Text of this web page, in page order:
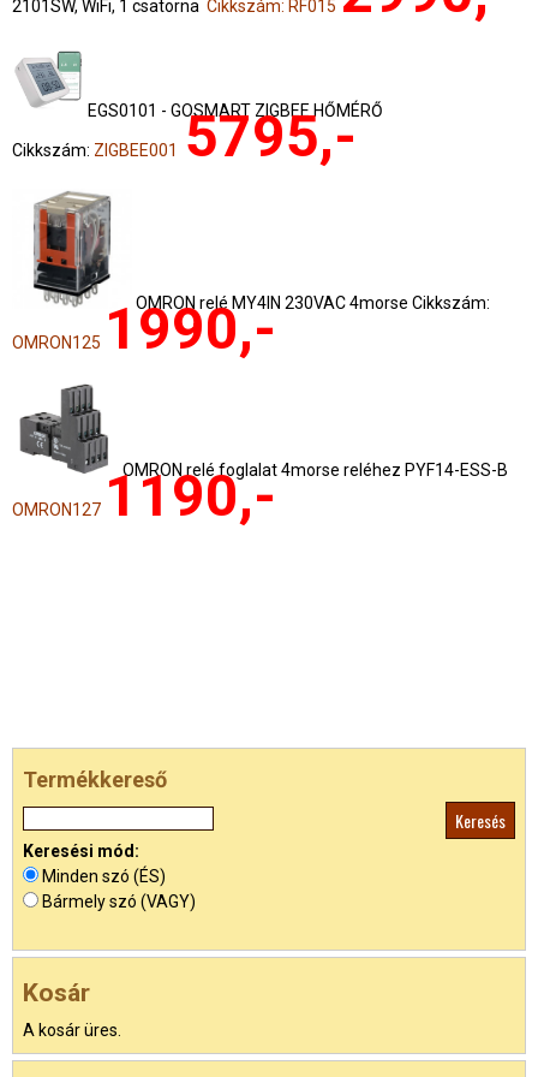
2101SW, WiFi, 1 csatorna Cikkszám: RF015
EGS0101 - GOSMART ZIGBEE HŐMÉRŐ
Cikkszám: ZIGBEE001 5795,-
OMRON relé MY4IN 230VAC 4morse Cikkszám:
OMRON125 1990,-
OMRON relé foglalat 4morse reléhez PYF14-ESS-B
OMRON127 1190,-
Termékkereső
Keresési mód:
Minden szó (ÉS)
Bármely szó (VAGY)
Kosár
A kosár üres.